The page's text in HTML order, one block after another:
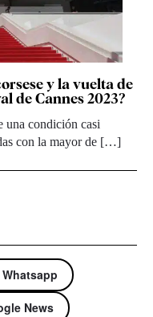
y la vuelta de
de Cannes 2023?
una condición casi
con la mayor de […]
News